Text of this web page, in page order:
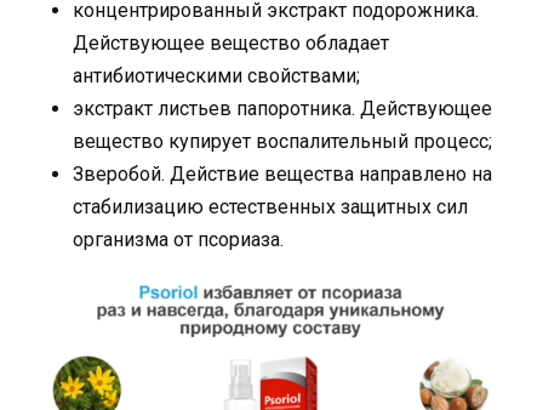
концентрированный экстракт подорожника.
Действующее вещество обладает
антибиотическими свойствами;
экстракт листьев папоротника. Действующее
вещество купирует воспалительный процесс;
Зверобой. Действие вещества направлено на
стабилизацию естественных защитных сил
организма от псориаза.